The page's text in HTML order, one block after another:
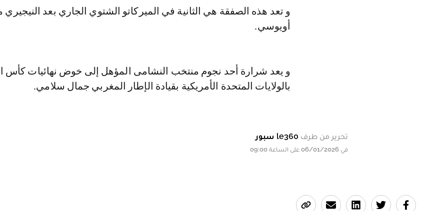
و تعد هذه الصفقة هي الثانية في الميركاتو الشتوي الجاري بعد النيجيري
أويوسي.
و يعد شرارة أحد نجوم منتخب النشامى المؤهل إلى خوض نهائيات كأس
بالولايات المتحدة الأمريكية بقيادة الإطار المغربي جمال سلامي.
تحرير من طرف le360 سبور
في 06/01/2026 على الساعة 09:00